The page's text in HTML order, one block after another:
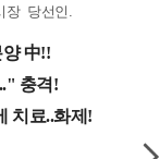
장 당선인.